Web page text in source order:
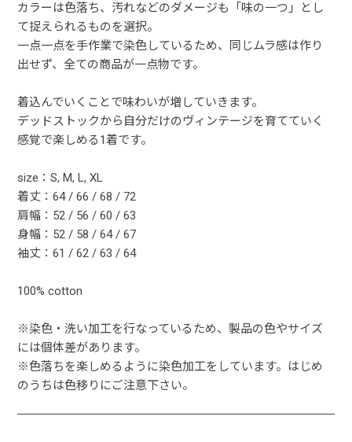
カラーは色落ち、汚れなどのダメージも「味の一つ」とし
て捉えられるものを選択。
一点一点を手作業で染色しているため、同じムラ感は作り
出せず、全ての商品が一点物です。
着込んでいくことで味わいが増していきます。
デッドストックから自分だけのヴィンテージを育てていく
感覚で楽しめる1着です。
size：S, M, L, XL
着丈：64 / 66 / 68 / 72
肩幅：52 / 56 / 60 / 63
身幅：52 / 58 / 64 / 67
袖丈：61 / 62 / 63 / 64
100% cotton
※染色・洗い加工を行なっているため、製品の色やサイズ
には個体差があります。
※色落ちを楽しめるように染色加工をしています。はじめ
のうちは色移りにご注意下さい。